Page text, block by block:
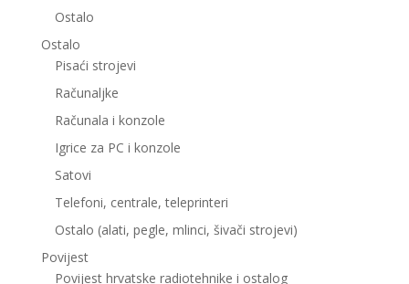
Ostalo
Ostalo
Pisaći strojevi
Računaljke
Računala i konzole
Igrice za PC i konzole
Satovi
Telefoni, centrale, teleprinteri
Ostalo (alati, pegle, mlinci, šivači strojevi)
Povijest
Povijest hrvatske radiotehnike i ostalog